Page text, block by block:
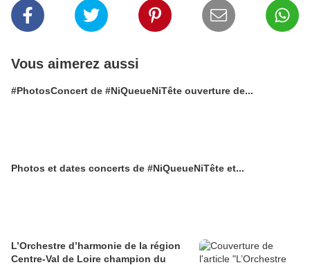
Vous aimerez aussi
#PhotosConcert de #NiQueueNiTête​ ouverture de...
Photos et dates concerts de #NiQueueNiTête​ et...
L’Orchestre d’harmonie de la région
Centre-Val de Loire champion du